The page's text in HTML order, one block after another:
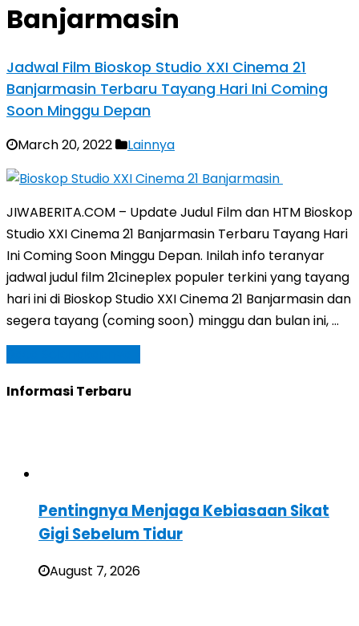
Banjarmasin
Jadwal Film Bioskop Studio XXI Cinema 21
Banjarmasin Terbaru Tayang Hari Ini Coming
Soon Minggu Depan
March 20, 2022 Lainnya
JIWABERITA.COM – Update Judul Film dan HTM Bioskop
Studio XXI Cinema 21 Banjarmasin Terbaru Tayang Hari
Ini Coming Soon Minggu Depan. Inilah info teranyar
jadwal judul film 21cineplex populer terkini yang tayang
hari ini di Bioskop Studio XXI Cinema 21 Banjarmasin dan
segera tayang (coming soon) minggu dan bulan ini, …
Informasi Terbaru
Pentingnya Menjaga Kebiasaan Sikat
Gigi Sebelum Tidur
August 7, 2026